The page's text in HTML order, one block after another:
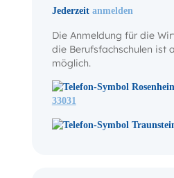
Jederzeit anmelden
Die Anmeldung für die
die Berufsfachschulen ist
möglich.
33031